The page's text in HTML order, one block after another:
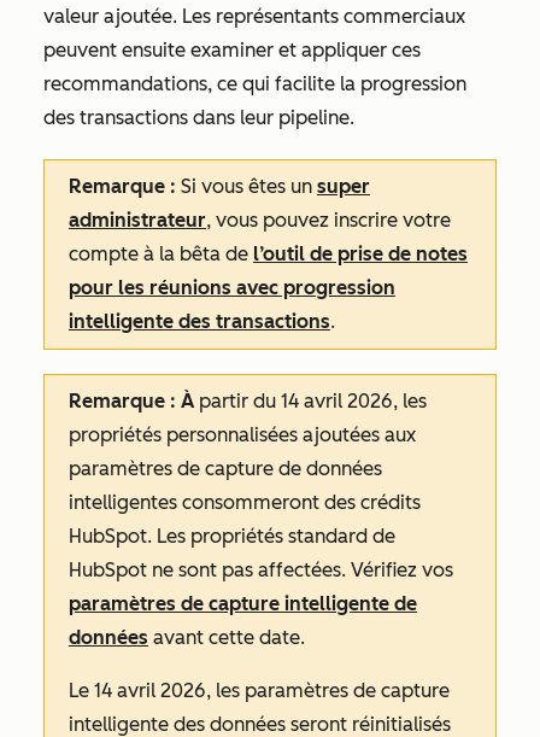
valeur ajoutée. Les représentants commerciaux
peuvent ensuite examiner et appliquer ces
recommandations, ce qui facilite la progression
des transactions dans leur pipeline.
Remarque : Si vous êtes un super
administrateur, vous pouvez inscrire votre
compte à la bêta de l’outil de prise de notes
pour les réunions avec progression
intelligente des transactions.
Remarque : À partir du 14 avril 2026, les
propriétés personnalisées ajoutées aux
paramètres de capture de données
intelligentes consommeront des crédits
HubSpot. Les propriétés standard de
HubSpot ne sont pas affectées. Vérifiez vos
paramètres de capture intelligente de
données avant cette date.
Le 14 avril 2026, les paramètres de capture
intelligente des données seront réinitialisés